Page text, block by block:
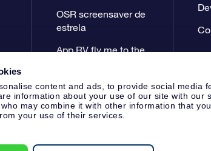
content and ads, to provide social media
information about your use of our site with our
may combine it with other information that
your use of their services.
OSR screensaver de
estrela
App RV fly me to the
Página